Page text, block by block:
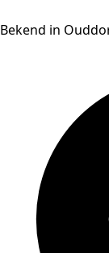
Bekend in